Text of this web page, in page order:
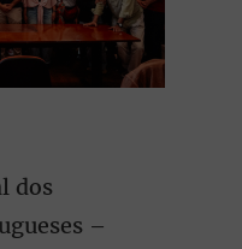
dos
–